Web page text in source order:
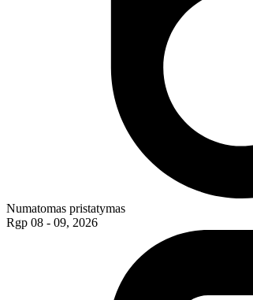
Numatomas pristatymas
Rgp 08 - 09, 2026